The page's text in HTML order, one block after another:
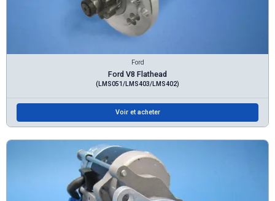
Ford
Ford V8 Flathead
(LMS051/LMS403/LMS402)
Voir et acheter